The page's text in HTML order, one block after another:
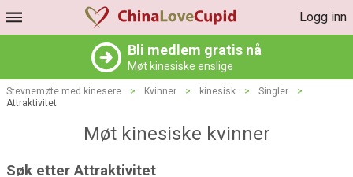
Logg inn
Bli medlem gratis nå
Møt kinesiske enslige
Stevnemøte med kinesere > Kvinner > kinesisk > Singler
>
Attraktivitet
Møt kinesiske kvinner
Søk etter Attraktivitet